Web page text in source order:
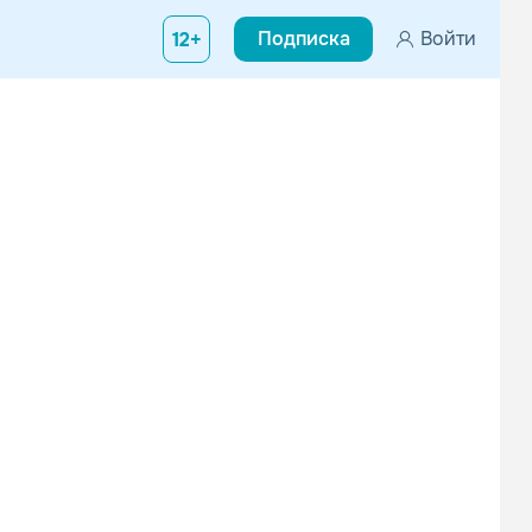
12+ Подписка Войти
но он утверждает, что он выглядит на 25. Он проживает